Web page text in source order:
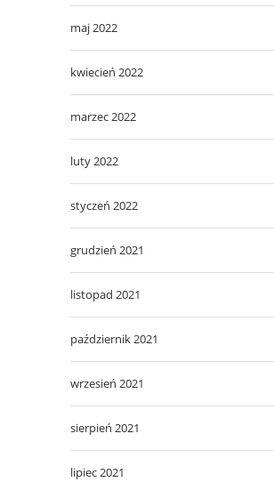
maj 2022
kwiecień 2022
marzec 2022
luty 2022
styczeń 2022
grudzień 2021
listopad 2021
październik 2021
wrzesień 2021
sierpień 2021
lipiec 2021